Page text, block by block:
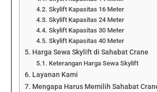
Skylift Kapasitas 16 Meter
Skylift Kapasitas 24 Meter
Skylift Kapasitas 30 Meter
Skylift Kapasitas 40 Meter
Harga Sewa Skylift di Sahabat Crane
Keterangan Harga Sewa Skylift
Layanan Kami
Mengapa Harus Memilih Sahabat